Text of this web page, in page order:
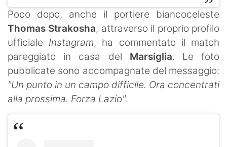
Poco dopo, anche il portiere biancoceleste
Thomas Strakosha, attraverso il proprio profilo
ufficiale Instagram, ha commentato il match
pareggiato in casa del Marsiglia. Le foto
pubblicate sono accompagnate del messaggio:
"Un punto in un campo difficile. Ora concentrati
alla prossima. Forza Lazio".